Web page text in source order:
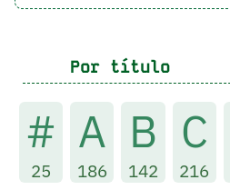
Por título
#
25
A
186
B
142
C
216